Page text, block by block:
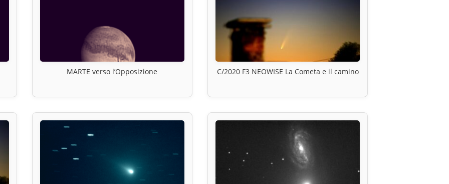
MARTE verso l’Opposizione C/2020 F3 NEOWISE La Cometa e il camino